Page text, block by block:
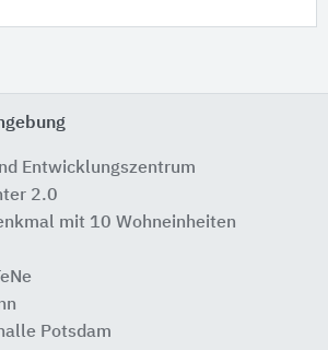
Entwicklungszentrum
2.0
mit 10 Wohneinheiten
Potsdam